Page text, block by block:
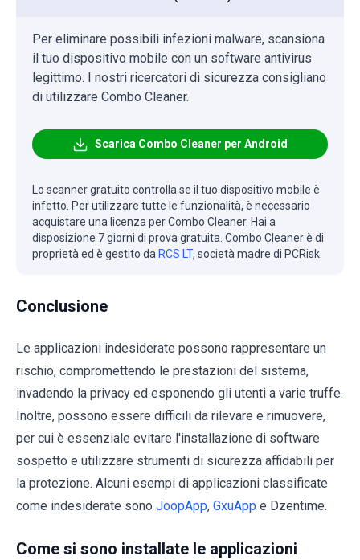
Per eliminare possibili infezioni malware, scansiona
il tuo dispositivo mobile con un software antivirus
legittimo. I nostri ricercatori di sicurezza consigliano
di utilizzare Combo Cleaner.
Scarica Combo Cleaner per Android
Lo scanner gratuito controlla se il tuo dispositivo mobile è
infetto. Per utilizzare tutte le funzionalità, è necessario
acquistare una licenza per Combo Cleaner. Hai a
disposizione 7 giorni di prova gratuita. Combo Cleaner è di
proprietà ed è gestito da RCS LT, società madre di PCRisk.
Conclusione
Le applicazioni indesiderate possono rappresentare un
rischio, compromettendo le prestazioni del sistema,
invadendo la privacy ed esponendo gli utenti a varie truffe.
Inoltre, possono essere difficili da rilevare e rimuovere,
per cui è essenziale evitare l'installazione di software
sospetto e utilizzare strumenti di sicurezza affidabili per
la protezione. Alcuni esempi di applicazioni classificate
come indesiderate sono JoopApp, GxuApp e Dzentime.
Come si sono installate le applicazioni